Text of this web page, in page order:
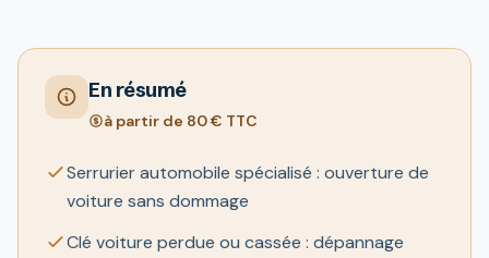
En résumé
à partir de 80 € TTC
Serrurier automobile spécialisé : ouverture de
voiture sans dommage
Clé voiture perdue ou cassée : dépannage